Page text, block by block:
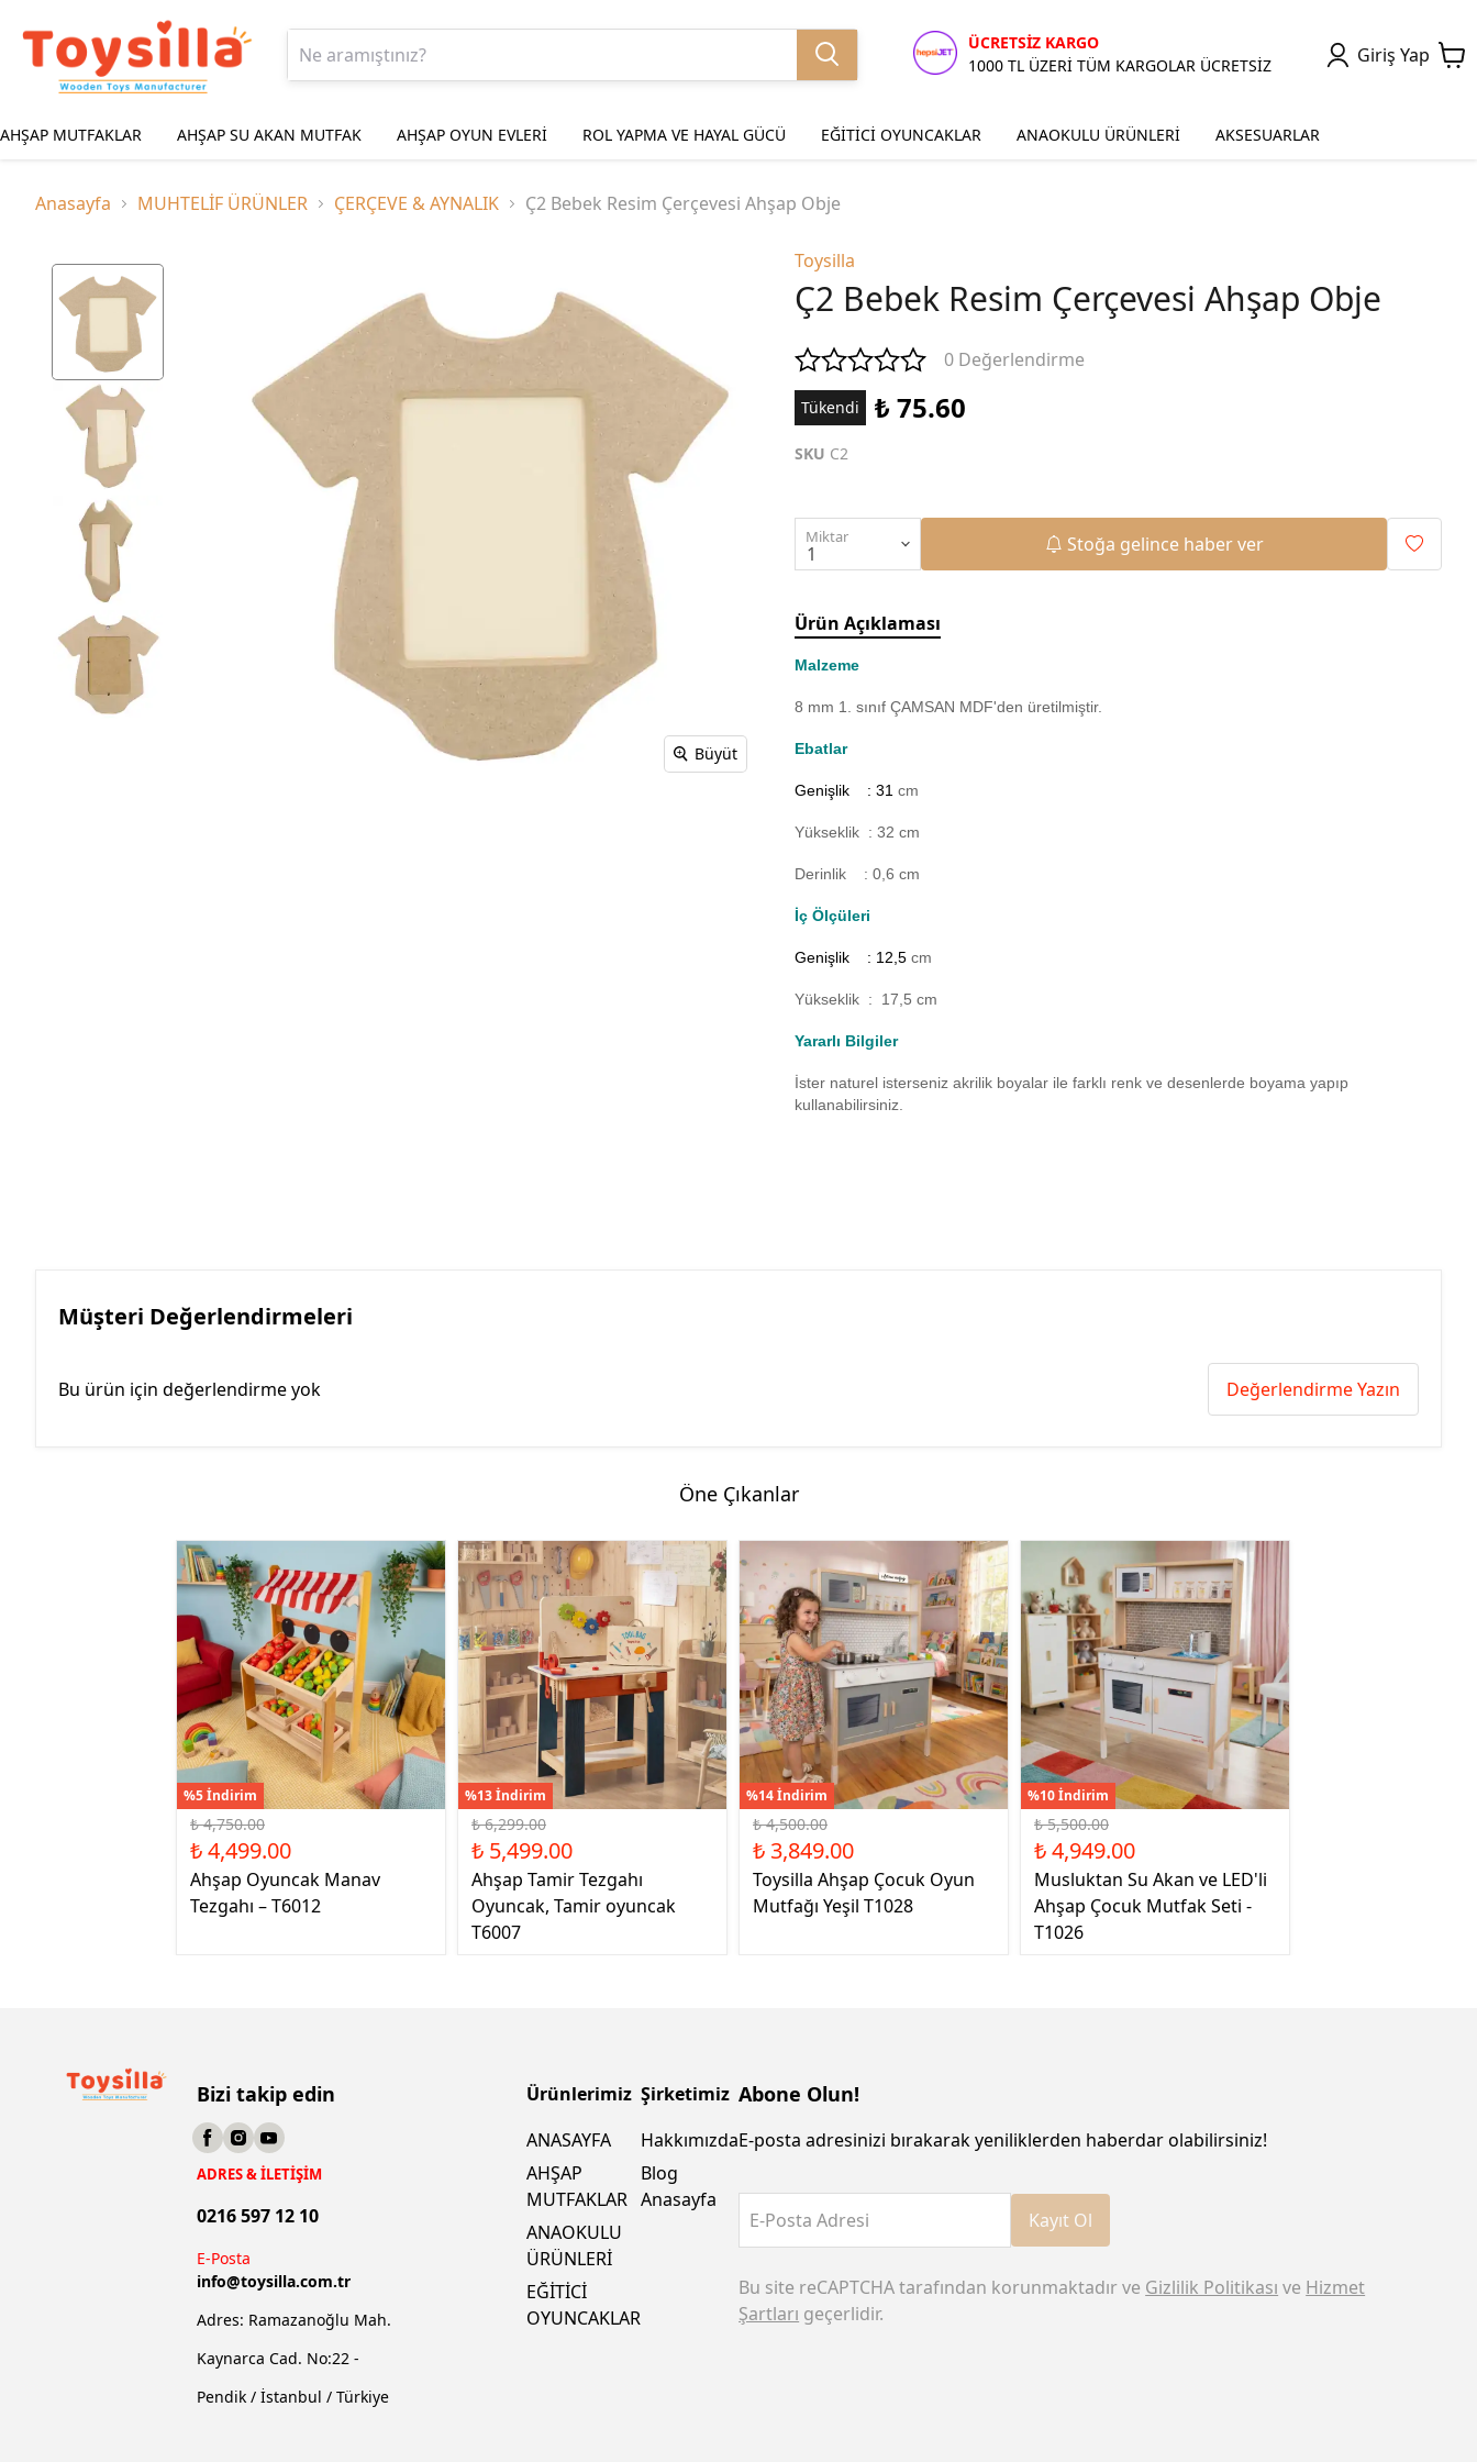
ÜCRETSİZ KARGO
1000 TL ÜZERİ TÜM KARGOLAR ÜCRETSİZ
Giriş Yap
AHŞAP MUTFAKLAR AHŞAP SU AKAN MUTFAK AHŞAP OYUN EVLERİ ROL YAPMA VE HAYAL GÜCÜ EĞİTİCİ OYUNCAKLAR ANAOKULU ÜRÜNLERİ AKSESUARLAR
Anasayfa MUHTELİF ÜRÜNLER ÇERÇEVE & AYNALIK Ç2 Bebek Resim Çerçevesi Ahşap Obje
Büyüt
Toysilla
Ç2 Bebek Resim Çerçevesi Ahşap Obje
0 Değerlendirme
Tükendi ₺ 75.60
SKU C2
Miktar Stoğa gelince haber ver
Ürün Açıklaması
Malzeme
8 mm 1. sınıf ÇAMSAN MDF'den üretilmiştir.
Ebatlar
Genişlik : 31cm
Yükseklik : 32 cm
Derinlik : 0,6 cm
İç Ölçüleri
Genişlik : 12,5cm
Yükseklik : 17,5 cm
Yararlı Bilgiler
İster naturel isterseniz akrilik boyalar ile farklı renk ve desenlerde boyama yapıp
kullanabilirsiniz.
Müşteri Değerlendirmeleri
Bu ürün için değerlendirme yok Değerlendirme Yazın
Öne Çıkanlar
%5 İndirim
₺ 4,750.00
₺ 4,499.00
Ahşap Oyuncak Manav
Tezgahı – T6012
%13 İndirim
₺ 6,299.00
₺ 5,499.00
Ahşap Tamir Tezgahı
Oyuncak, Tamir oyuncak
T6007
%14 İndirim
₺ 4,500.00
₺ 3,849.00
Toysilla Ahşap Çocuk Oyun
Mutfağı Yeşil T1028
%10 İndirim
₺ 5,500.00
₺ 4,949.00
Musluktan Su Akan ve LED'li
Ahşap Çocuk Mutfak Seti -
T1026
Bizi takip edin
ADRES & İLETİŞİM
0216 597 12 10
E-Posta
info@toysilla.com.tr
Adres: Ramazanoğlu Mah.
Kaynarca Cad. No:22 -
Pendik / İstanbul / Türkiye
Ürünlerimiz
ANASAYFA
AHŞAP
MUTFAKLAR
ANAOKULU
ÜRÜNLERİ
EĞİTİCİ
OYUNCAKLAR
Şirketimiz
Hakkımızda
Blog
Anasayfa
Abone Olun!
E-posta adresinizi bırakarak yeniliklerden haberdar olabilirsiniz!
E-Posta Adresi Kayıt Ol
Bu site reCAPTCHA tarafından korunmaktadır ve Gizlilik Politikası ve Hizmet
Şartları geçerlidir.